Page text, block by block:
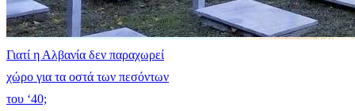
Γιατί η Αλβανία δεν παραχωρεί
χώρο για τα οστά των πεσόντων
του ‘40;